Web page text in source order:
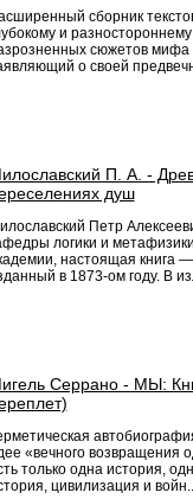
сборник
и
сюжетов мифа
о своей
П. А. -
душ
Петр
логики и
настоящая книга
в 1873-ом году. В
Серрано - МЫ:
«вечного возвращения
только одна история,
цивилизация и войн...